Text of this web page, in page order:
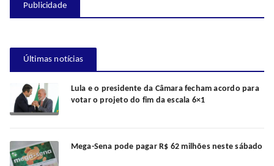
Publicidade
Últimas notícias
Lula e o presidente da Câmara fecham acordo para
votar o projeto do fim da escala 6×1
Mega-Sena pode pagar R$ 62 milhões neste sábado